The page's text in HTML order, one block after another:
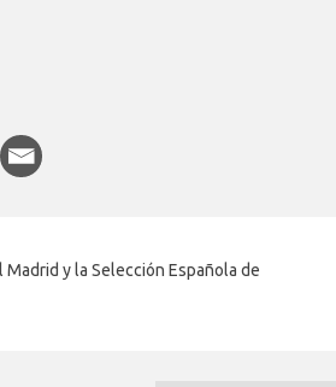
y la Selección Española de